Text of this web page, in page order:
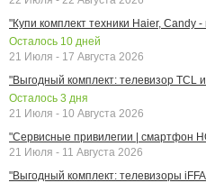
"Купи комплект техники Haier, Candy -
Осталось 10 дней
21 Июля - 17 Августа 2026
"Выгодный комплект: телевизор TCL
Осталось 3 дня
21 Июля - 10 Августа 2026
"Сервисные привилегии | смартфон
21 Июля - 11 Августа 2026
"Выгодный комплект: телевизоры